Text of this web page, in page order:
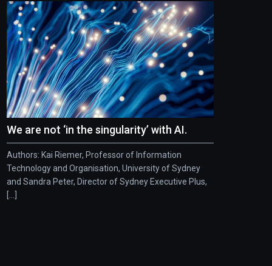
We are not ‘in the singularity’ with AI.
Authors: Kai Riemer, Professor of Information
Technology and Organisation, University of Sydney
and Sandra Peter, Director of Sydney Executive Plus,
[...]